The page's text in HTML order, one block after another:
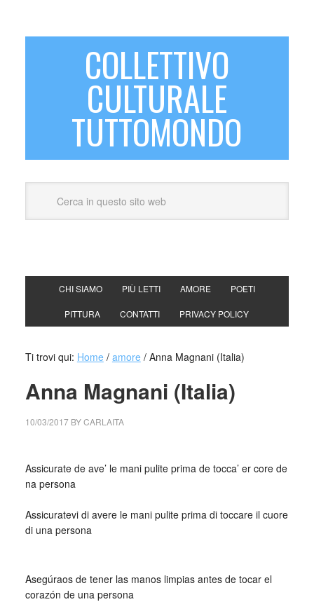
COLLETTIVO
CULTURALE
TUTTOMONDO
CHI SIAMO PIÙ LETTI AMORE POETI
PITTURA CONTATTI PRIVACY POLICY
Ti trovi qui: Home / amore /Anna Magnani (Italia)
Anna Magnani (Italia)
10/03/2017BYCARLAITA
Assicurate de ave’ le mani pulite prima de tocca’ er core de
na persona
Assicuratevi di avere le mani pulite prima di toccare il cuore
di una persona
Asegúraos de tener las manos limpias antes de tocar el
corazón de una persona